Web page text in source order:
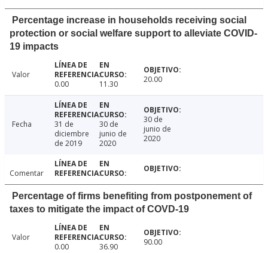
Percentage increase in households receiving social
protection or social welfare support to alleviate COVID-
19 impacts
Valor
0.00
11.30 20.00
Fecha
31 de
diciembre
de 2019
30 de
junio de
2020
30 de
junio de
2020
Comentar
Percentage of firms benefiting from postponement of
taxes to mitigate the impact of COVD-19
Valor
0.00
36.90 90.00